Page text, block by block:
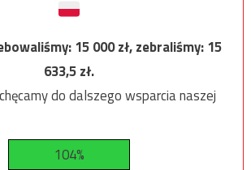
15 000zł, zebraliśmy:15
633,5zł.
do dalszego wsparcia naszej
104%